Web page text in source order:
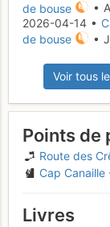
de bouse
•
2026-04-14 •
de bouse
•
Voir tous
Points de
Route des
Cap
Livres